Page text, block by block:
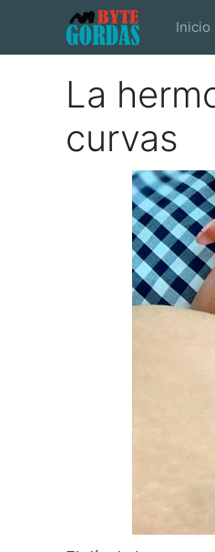
contenido
Inicio
La
curvas